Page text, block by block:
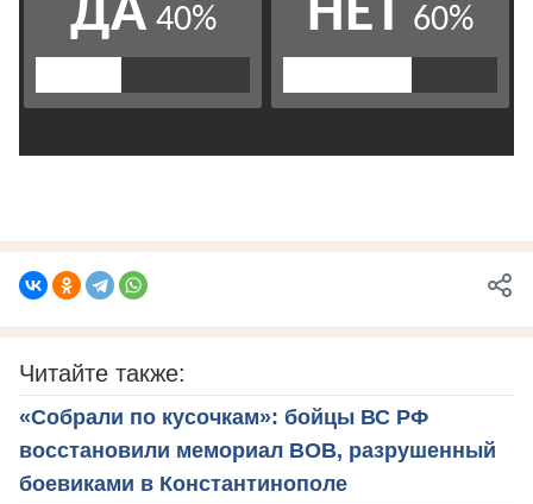
Читайте также:
«Собрали по кусочкам»: бойцы ВС РФ
восстановили мемориал ВОВ, разрушенный
боевиками в Константинополе